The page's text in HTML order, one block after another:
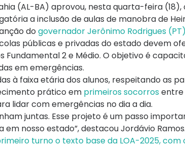
(AL-BA) aprovou, nesta quarta-feira
a inclusão de aulas de manobra de
do governador Jerônimo Rodrigues (PT)
públicas e privadas do estado devem
Fundamental 2 e Médio. O objetivo é
em emergências.
à faixa etária dos alunos, respeitando as
prático em primeiros socorrosentre
lidar com emergências no dia a dia.
juntas. Esse projeto é um passo
nosso estado”, destacou Jordávio Ramos.
turno o texto base da LOA-2025, com